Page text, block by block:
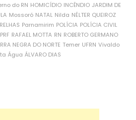
do RN HOMICÍDIO INCÊNDIO JARDIM DE
Mossoró NATAL Nilda NÉLTER QUEIROZ
Parnamirim POLÍCIA POLÍCIA CIVIL
PRF RAFAEL MOTTA RN ROBERTO GERMANO
NEGRA DO NORTE Temer UFRN Vivaldo
Água ÁLVARO DIAS